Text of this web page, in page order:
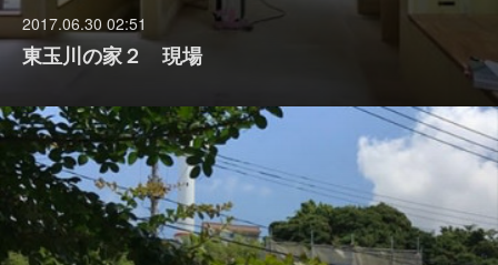
2017.06.30 02:51
東玉川の家２ 現場